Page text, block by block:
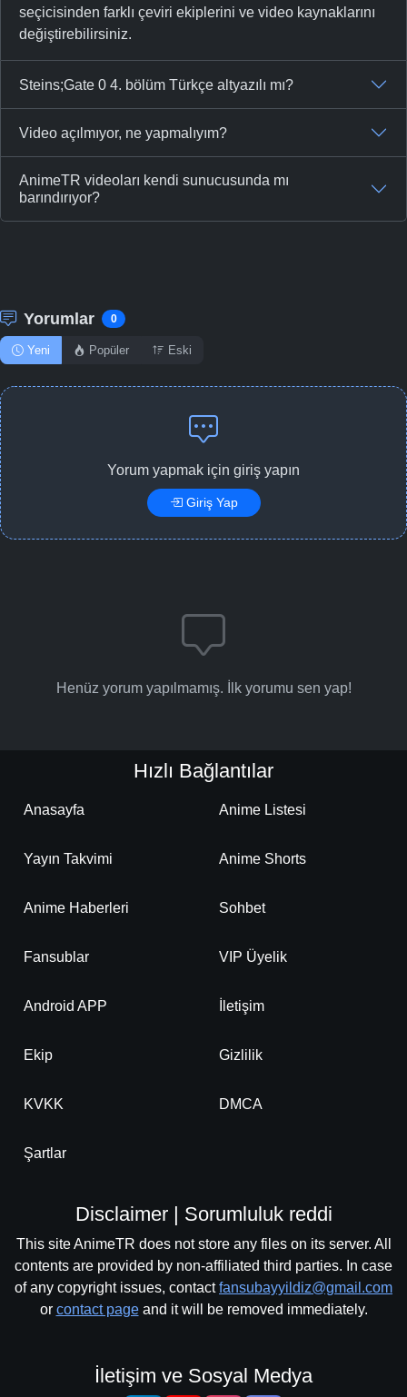
seçicisinden farklı çeviri ekiplerini ve video kaynaklarını
değiştirebilirsiniz.
Steins;Gate 0 4. bölüm Türkçe altyazılı mı?
Video açılmıyor, ne yapmalıyım?
AnimeTR videoları kendi sunucusunda mı
barındırıyor?
Yorumlar 0
Yeni Popüler Eski
Yorum yapmak için giriş yapın
Giriş Yap
Henüz yorum yapılmamış. İlk yorumu sen yap!
Hızlı Bağlantılar
Anasayfa Anime Listesi
Yayın Takvimi Anime Shorts
Anime Haberleri Sohbet
Fansublar VIP Üyelik
Android APP İletişim
Ekip Gizlilik
KVKK DMCA
Şartlar
Disclaimer | Sorumluluk reddi
This site AnimeTR does not store any files on its server. All
contents are provided by non-affiliated third parties. In case
of any copyright issues, contactfansubayyildiz@gmail.com
or contact pageand it will be removed immediately.
İletişim ve Sosyal Medya